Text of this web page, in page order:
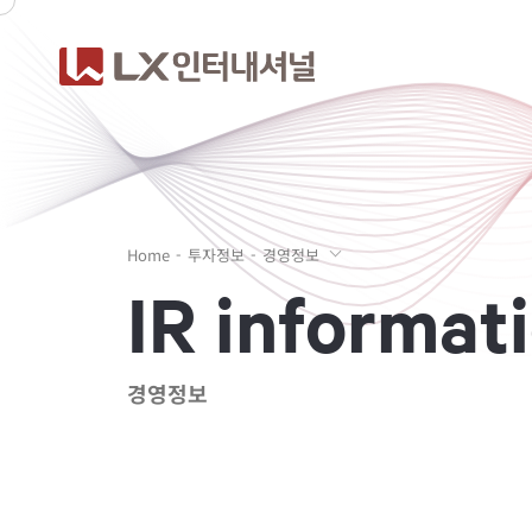
Home 투자정보 경영정보
IR informati
경영정보